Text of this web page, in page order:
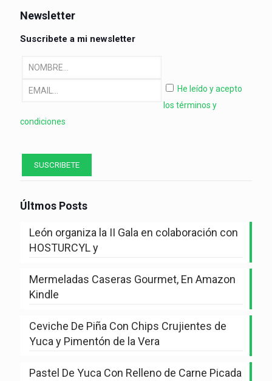
Newsletter
Suscribete a mi newsletter
He leído y acepto
los términos y
condiciones
Últmos Posts
León organiza la II Gala en colaboración con
HOSTURCYL y
Mermeladas Caseras Gourmet, En Amazon
Kindle
Ceviche De Piña Con Chips Crujientes de
Yuca y Pimentón de la Vera
Pastel De Yuca Con Relleno de Carne Picada